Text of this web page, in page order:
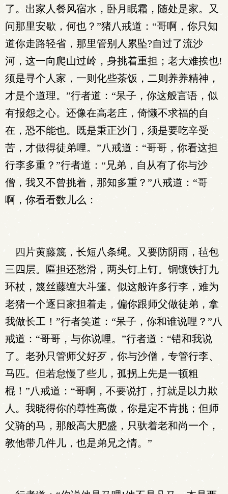
了。出家人餐风宿水，卧月眠霜，随处是家。又
问那里安歇，何也？”猪八戒道：“哥啊，你只知
道你走路轻省，那里管别人累坠?自过了流沙
河，这一向爬山过岭，身挑着重担；老大难挨也!
须是寻个人家，一则化些茶饭，二则养养精神，
才是个道理。”行者道：“呆子，你这般言语，似
有报怨之心。还像在高老庄，倚懒不求福的自
在，恐不能也。既是秉正沙门，须是要吃辛受
苦，才做得徒弟哩。”八戒道：“哥哥，你看这担
行李多重？”行者道：“兄弟，自从有了你与沙
僧，我又不曾挑着，那知多重？”八戒道：“哥
啊，你看看数儿么：
四片黄藤篾，长短八条绳。又要防阴雨，毡包
三四层。匾担还愁滑，两头钉上钉。铜镶铁打九
环杖，篾丝藤缠大斗篷。似这般许多行李，难为
老猪一个逐日家担着走，偏你跟师父做徒弟，拿
我做长工！”行者笑道：“呆子，你和谁说哩？”八
戒道：“哥哥，与你说哩。”行者道：“错和我说
了。老孙只管师父好歹，你与沙僧，专管行李、
马匹。但若怠慢了些儿，孤拐上先是一顿粗
棍！”八戒道：“哥啊，不要说打，打就是以力欺
人。我晓得你的尊性高傲，你是定不肯挑；但师
父骑的马，那般高大肥盛，只驮着老和尚一个，
教他带几件儿，也是弟兄之情。”